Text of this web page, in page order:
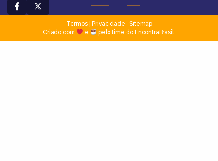
Termos| Privacidade
Sitemap
Criado com
e pelo time do EncontraBrasil